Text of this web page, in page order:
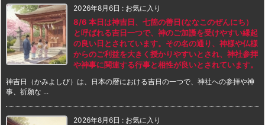
2026年8月6日 : お気に入り
8/6 本日は神吉日、七箇の善日(ななこのぜんにち）
と呼ばれる吉日一つで、神のご加護を受けやすい縁起
の良い日とされています。その名の通り、神様や仏様
からのご利益を大きく授かりやすいとされ、神社参拝
や神事に関連する行事と相性が良いとされています。
神吉日（かみよしび）は、日本の暦における吉日の一つで、神社への参拝や神
事、祈願な ...
2026年8月6日 : お気に入り